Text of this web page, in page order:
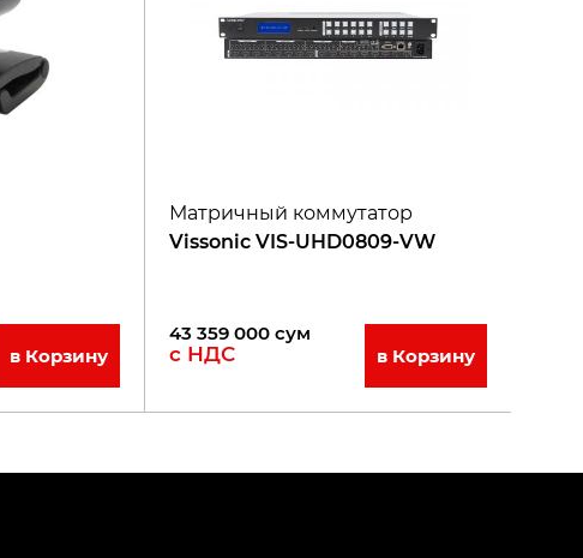
в Корзину
Матричный коммутатор
Vissonic VIS-UHD0809-VW
43 359 000 сум
с НДС в Корзину